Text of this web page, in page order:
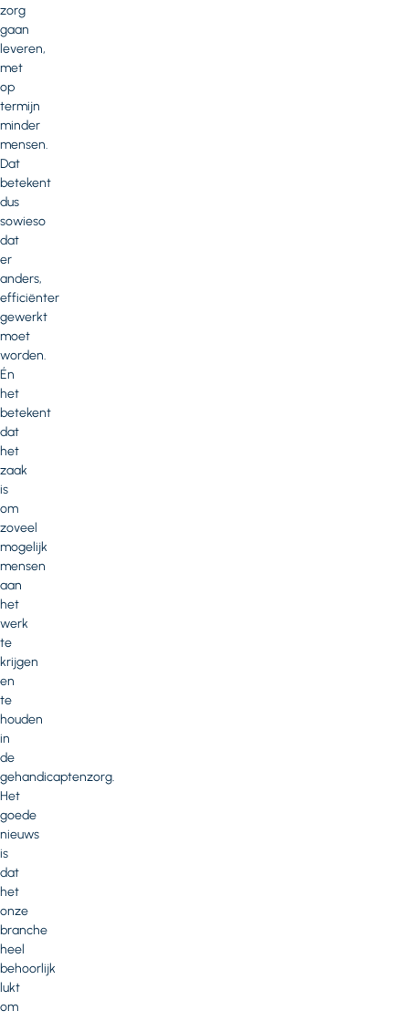
zorg
gaan
leveren,
met
op
termijn
minder
mensen.
Dat
betekent
dus
sowieso
dat
er
anders,
efficiënter
gewerkt
moet
worden.
Én
het
betekent
dat
het
zaak
is
om
zoveel
mogelijk
mensen
aan
het
werk
te
krijgen
en
te
houden
in
de
gehandicaptenzorg.
Het
goede
nieuws
is
dat
het
onze
branche
heel
behoorlijk
lukt
om